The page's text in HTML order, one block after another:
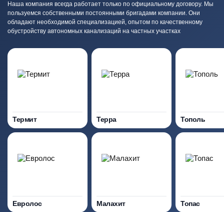
Наша компания всегда работает только по официальному договору. Мы
пользуемся собственными постоянными бригадами компании. Они
обладают необходимой специализацией, опытом по качественному
обустройству автономных канализаций на частных участках
Термит Терра Тополь
Евролос Малахит Топас